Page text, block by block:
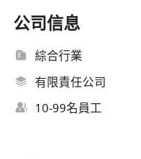
公司信息
綜合行業
有限責任公司
10-99名員工